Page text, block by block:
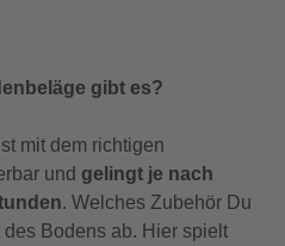
gibt es?
mit dem richtigen
und gelingt je nach
. Welches Zubehör Du
des Bodens ab. Hier spielt